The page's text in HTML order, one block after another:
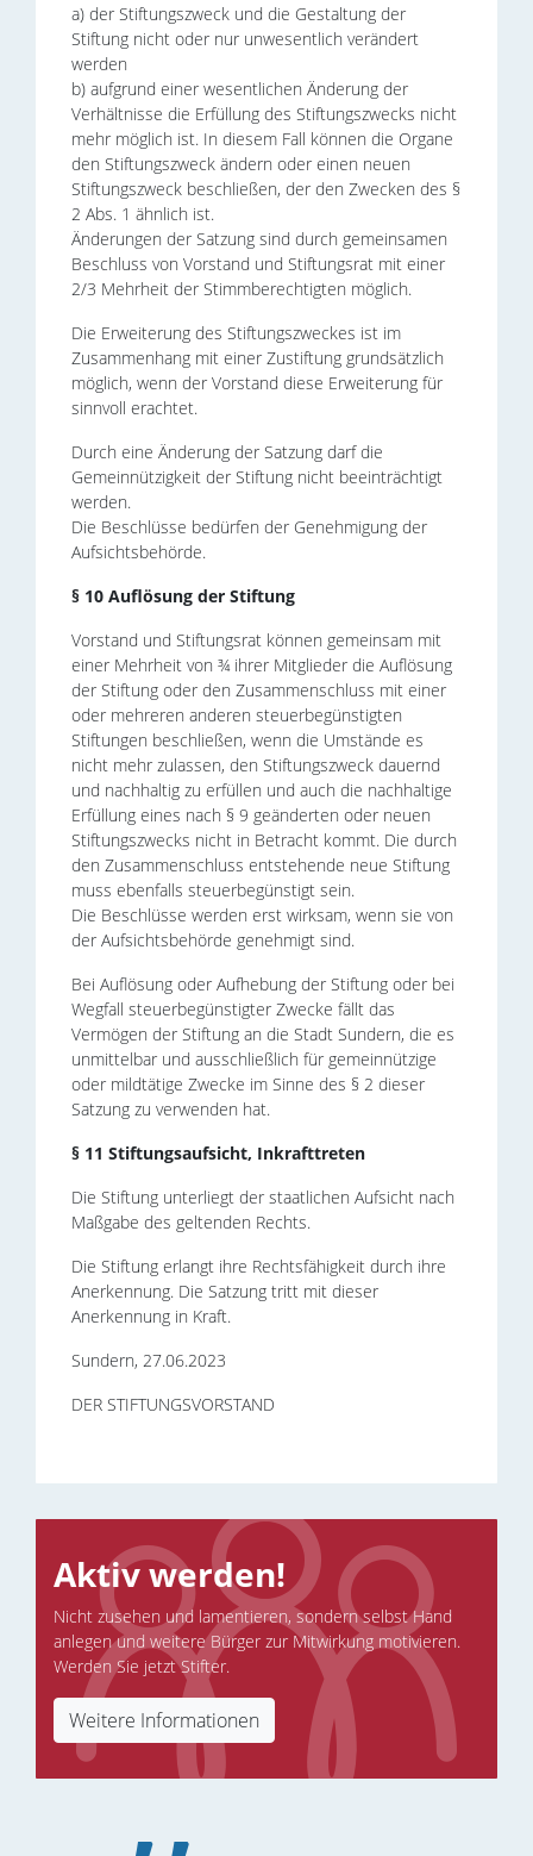
a) der Stiftungszweck und die Gestaltung der
Stiftung nicht oder nur unwesentlich verändert
werden
b) aufgrund einer wesentlichen Änderung der
Verhältnisse die Erfüllung des Stiftungszwecks nicht
mehr möglich ist. In diesem Fall können die Organe
den Stiftungszweck ändern oder einen neuen
Stiftungszweck beschließen, der den Zwecken des §
2 Abs. 1 ähnlich ist.
Änderungen der Satzung sind durch gemeinsamen
Beschluss von Vorstand und Stiftungsrat mit einer
2/3 Mehrheit der Stimmberechtigten möglich.
Die Erweiterung des Stiftungszweckes ist im
Zusammenhang mit einer Zustiftung grundsätzlich
möglich, wenn der Vorstand diese Erweiterung für
sinnvoll erachtet.
Durch eine Änderung der Satzung darf die
Gemeinnützigkeit der Stiftung nicht beeinträchtigt
werden.
Die Beschlüsse bedürfen der Genehmigung der
Aufsichtsbehörde.
§ 10 Auflösung der Stiftung
Vorstand und Stiftungsrat können gemeinsam mit
einer Mehrheit von ¾ ihrer Mitglieder die Auflösung
der Stiftung oder den Zusammenschluss mit einer
oder mehreren anderen steuerbegünstigten
Stiftungen beschließen, wenn die Umstände es
nicht mehr zulassen, den Stiftungszweck dauernd
und nachhaltig zu erfüllen und auch die nachhaltige
Erfüllung eines nach § 9 geänderten oder neuen
Stiftungszwecks nicht in Betracht kommt. Die durch
den Zusammenschluss entstehende neue Stiftung
muss ebenfalls steuerbegünstigt sein.
Die Beschlüsse werden erst wirksam, wenn sie von
der Aufsichtsbehörde genehmigt sind.
Bei Auflösung oder Aufhebung der Stiftung oder bei
Wegfall steuerbegünstigter Zwecke fällt das
Vermögen der Stiftung an die Stadt Sundern, die es
unmittelbar und ausschließlich für gemeinnützige
oder mildtätige Zwecke im Sinne des § 2 dieser
Satzung zu verwenden hat.
§ 11 Stiftungsaufsicht, Inkrafttreten
Die Stiftung unterliegt der staatlichen Aufsicht nach
Maßgabe des geltenden Rechts.
Die Stiftung erlangt ihre Rechtsfähigkeit durch ihre
Anerkennung. Die Satzung tritt mit dieser
Anerkennung in Kraft.
Sundern, 27.06.2023
DER STIFTUNGSVORSTAND
Aktiv werden!
Nicht zusehen und lamentieren, sondern selbst Hand
anlegen und weitere Bürger zur Mitwirkung motivieren.
Werden Sie jetzt Stifter.
Weitere Informationen
„